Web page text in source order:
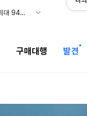
메이시스) 폴로, 타미힐피거 등 인기 키즈 브랜드 최대 50% 할인!
구매대행 발견